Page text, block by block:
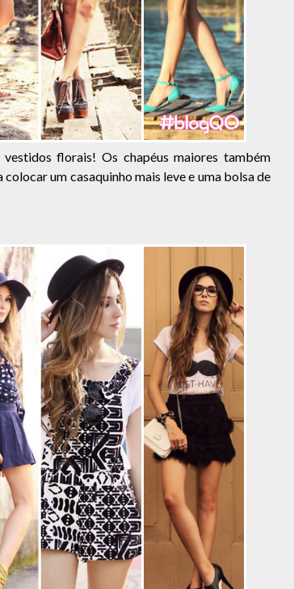
florais! Os chapéus maiores também
um casaquinho mais leve e uma bolsa de